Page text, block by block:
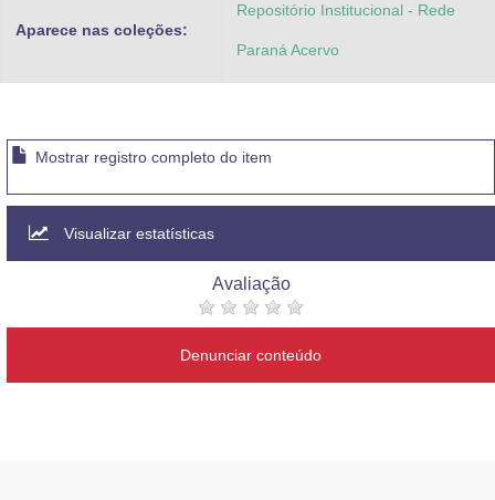
Aparece nas coleções:
Repositório Institucional - Rede
Paraná Acervo
Mostrar registro completo do item
Visualizar estatísticas
Avaliação
Denunciar conteúdo